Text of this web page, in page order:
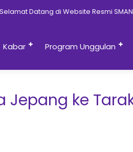
Datang di Website Resmi SMAN
Kabar Program Unggulan
Jepang ke